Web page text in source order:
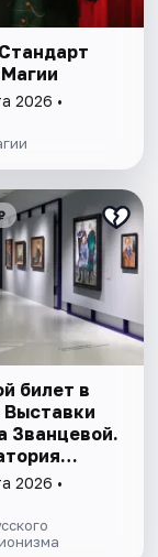
2026 •
билет в
Выставки
Званцевой.
и
причуды:
к
2026 •